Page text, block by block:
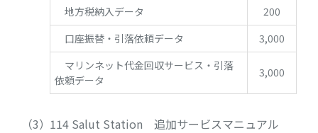
地方税納入データ
200
口座振替・引落依頼データ
3,000
マリンネット代金回収サービス・引落
依頼データ
3,000
114 Salut Station 追加サービスマニュアル